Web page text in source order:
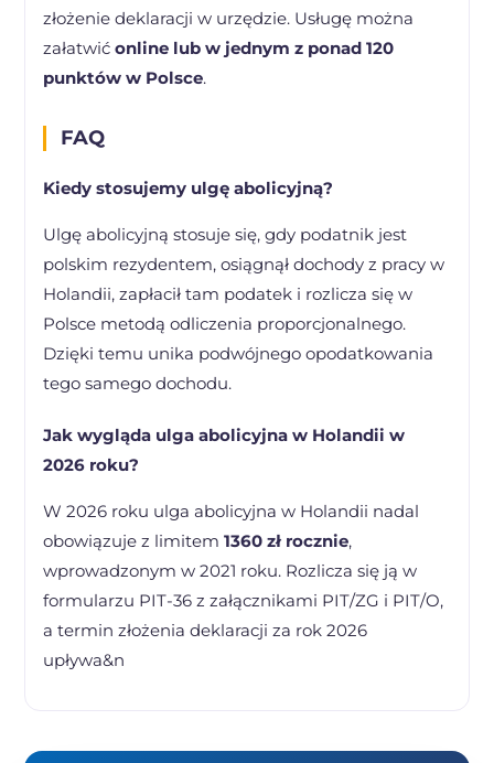
złożenie deklaracji w urzędzie. Usługę można
załatwićonline lub w jednym z ponad 120
punktów w Polsce.
FAQ
Kiedy stosujemy ulgę abolicyjną?
Ulgę abolicyjną stosuje się, gdy podatnik jest
polskim rezydentem, osiągnął dochody z pracy w
Holandii, zapłacił tam podatek i rozlicza się w
Polsce metodą odliczenia proporcjonalnego.
Dzięki temu unika podwójnego opodatkowania
tego samego dochodu.
Jak wygląda ulga abolicyjna w Holandii w
2026 roku?
W 2026 roku ulga abolicyjna w Holandii nadal
obowiązuje z limitem1360 zł rocznie,
wprowadzonym w 2021 roku. Rozlicza się ją w
formularzu PIT-36 z załącznikami PIT/ZG i PIT/O,
a termin złożenia deklaracji za rok 2026
upływa&n